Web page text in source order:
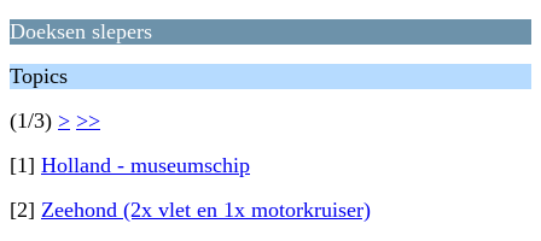
Doeksen slepers
Topics
(1/3) > >>
[1] Holland - museumschip
[2] Zeehond (2x vlet en 1x motorkruiser)